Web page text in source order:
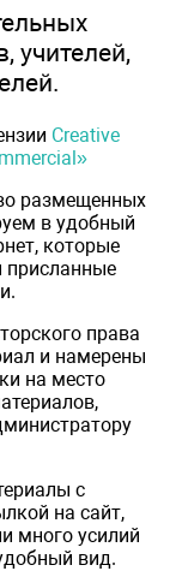
учителей,
Creative
размещенных
в удобный
которые
присланные
права
и намерены
на место
с
на сайт,
много усилий
вид.